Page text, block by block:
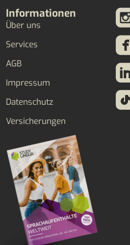
Informationen
Über uns
Services
AGB
Impressum
Datenschutz
Versicherungen